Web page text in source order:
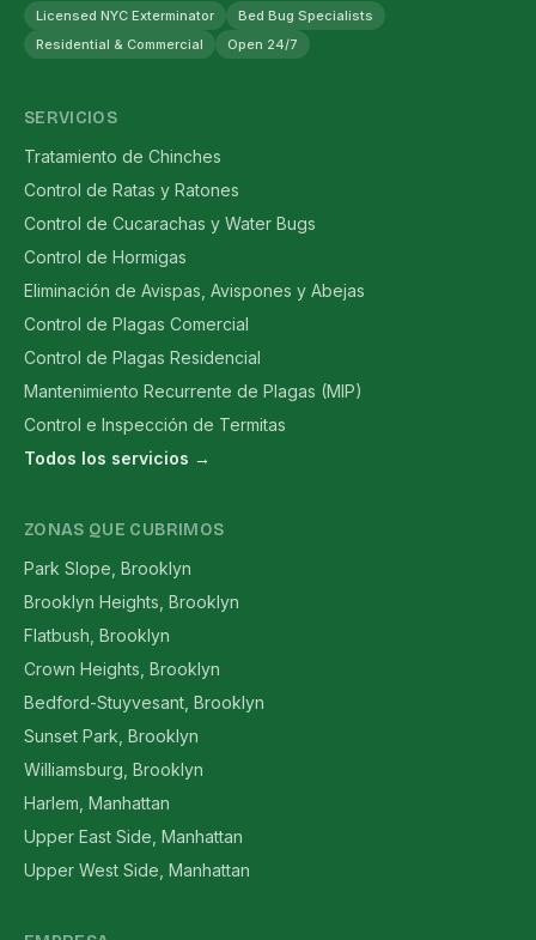
Licensed NYC Exterminator
Bed Bug Specialists
Residential & Commercial
Open 24/7
SERVICIOS
Tratamiento de Chinches
Control de Ratas y Ratones
Control de Cucarachas y Water Bugs
Control de Hormigas
Eliminación de Avispas, Avispones y Abejas
Control de Plagas Comercial
Control de Plagas Residencial
Mantenimiento Recurrente de Plagas (MIP)
Control e Inspección de Termitas
Todos los servicios →
ZONAS QUE CUBRIMOS
Park Slope, Brooklyn
Brooklyn Heights, Brooklyn
Flatbush, Brooklyn
Crown Heights, Brooklyn
Bedford-Stuyvesant, Brooklyn
Sunset Park, Brooklyn
Williamsburg, Brooklyn
Harlem, Manhattan
Upper East Side, Manhattan
Upper West Side, Manhattan